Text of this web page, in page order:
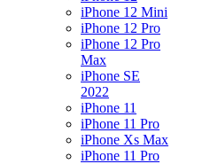
iPhone 12 Mini
iPhone 12 Pro
iPhone 12 Pro
Max
iPhone SE
2022
iPhone 11
iPhone 11 Pro
iPhone Xs Max
iPhone 11 Pro